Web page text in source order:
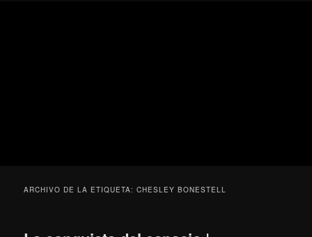
ARCHIVO DE LA ETIQUETA:CHESLEY BONESTELL